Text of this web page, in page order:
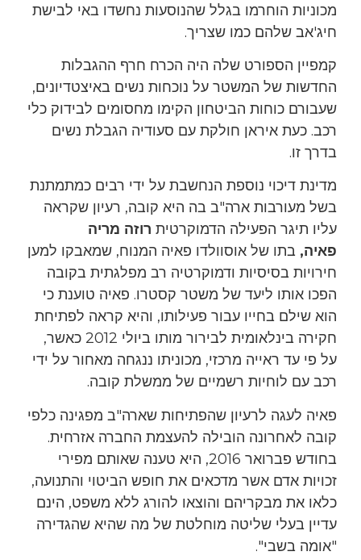
מכוניות הוחרמו בגלל שהנוסעות נחשדו באי לבישת
חיג'אב שלהם כמו שצריך.
קמפיין הספורט שלה היה הכרח חרף ההגבלות
החדשות של המשטר על נוכחות נשים באיצטדיונים,
שעבורם כוחות הביטחון הקימו מחסומים לבידוק כלי
רכב. כעת איראן חולקת עם סעודיה הגבלת נשים
בדרך זו.
מדינת דיכוי נוספת הנחשבת על ידי רבים כמתמתנת
בשל מעורבות ארה"ב בה היא קובה, רעיון שקראה
עליו תיגר הפעילה הדמוקרטית רוזה מריה
פאיה, בתו של אוסוולדו פאיה המנוח, שמאבקו למען
חירויות בסיסיות ודמוקרטיה רב מפלגתית בקובה
הפכו אותו ליעד של משטר קסטרו. פאיה טוענת כי
הוא שילם בחייו עבור פעילותו, והיא קראה לפתיחת
חקירה בינלאומית לבירור מותו ביולי 2012 כאשר,
על פי עד ראייה מרכזי, מכוניתו ננגחה מאחור על ידי
רכב עם לוחיות רשמיים של ממשלת קובה.
פאיה לעגה לרעיון שהפתיחות שארה"ב מפגינה כלפי
קובה לאחרונה הובילה להעצמת החברה אזרחית.
בחודש פברואר 2016, היא טענה שאותם מפירי
זכויות אדם אשר מדכאים את חופש הביטוי והתנועה,
כלאו את מבקריהם והוצאו להורג ללא משפט, הינם
עדיין בעלי שליטה מוחלטת של מה שהיא שהגדירה
"אומה בשבי".